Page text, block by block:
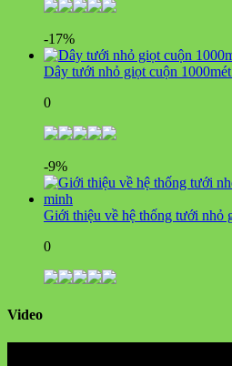
-17%
Dây tưới nhỏ giọt cuộn
0
-9%
Giới thiệu về hệ thống tưới nhỏ
0
Video